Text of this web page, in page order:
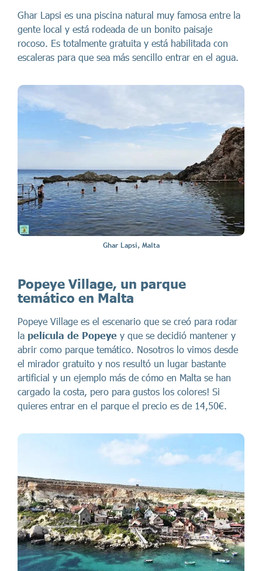
Ghar Lapsi es una piscina natural muy famosa entre la
gente local y está rodeada de un bonito paisaje
rocoso. Es totalmente gratuita y está habilitada con
escaleras para que sea más sencillo entrar en el agua.
Ghar Lapsi, Malta
Popeye Village, un parque
temático en Malta
Popeye Village es el escenario que se creó para rodar
la película de Popeye y que se decidió mantener y
abrir como parque temático. Nosotros lo vimos desde
el mirador gratuito y nos resultó un lugar bastante
artificial y un ejemplo más de cómo en Malta se han
cargado la costa, pero para gustos los colores! Si
quieres entrar en el parque el precio es de 14,50€.